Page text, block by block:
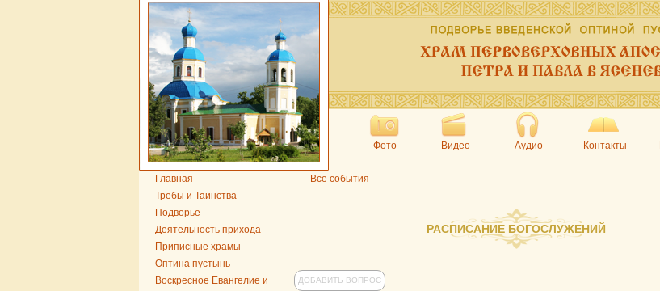
Фото Видео Аудио Контакты
Главная
Требы и Таинства
Подворье
Деятельность прихода
Приписные храмы
Оптина пустынь
Воскресное Евангелие и
Все события
РАСПИСАНИЕ БОГОСЛУЖЕНИЙ
ДОБАВИТЬ ВОПРОС